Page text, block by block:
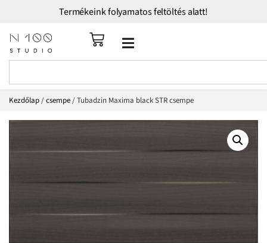
Termékeink folyamatos feltöltés alatt!
Kezdőlap/csempe/ Tubadzin Maxima black STR csempe